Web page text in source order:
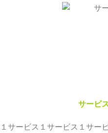
サービ
サービス１サービス１サー